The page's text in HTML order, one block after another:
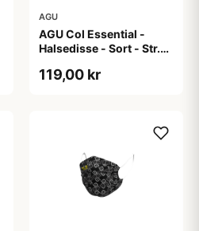
AGU
AGU Col Essential -
Halsedisse - Sort - Str.
119,00 kr